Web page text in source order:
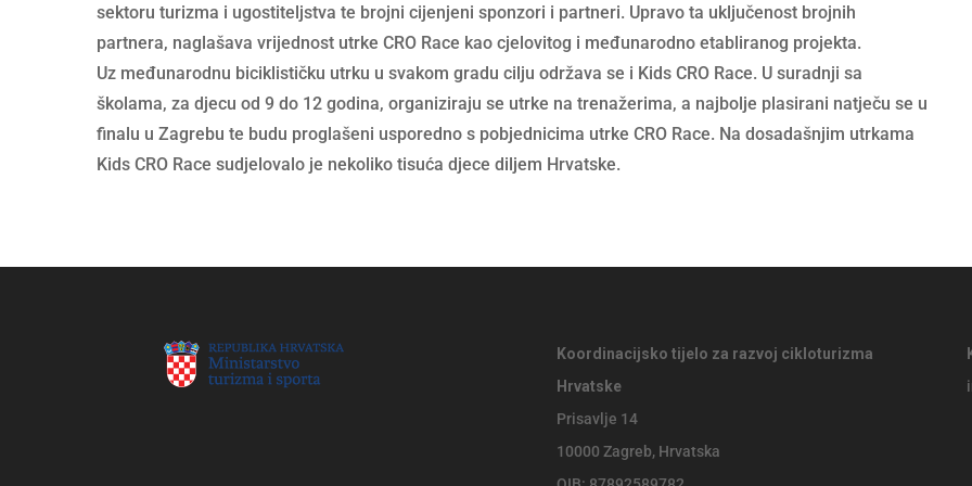
sektoru turizma i ugostiteljstva te brojni cijenjeni sponzori i partneri. Upravo ta uključenost brojnih
partnera, naglašava vrijednost utrke CRO Race kao cjelovitog i međunarodno etabliranog projekta.
Uz međunarodnu biciklističku utrku u svakom gradu cilju održava se i Kids CRO Race. U suradnji sa
školama, za djecu od 9 do 12 godina, organiziraju se utrke na trenažerima, a najbolje plasirani natječu se u
finalu u Zagrebu te budu proglašeni usporedno s pobjednicima utrke CRO Race. Na dosadašnjim utrkama
Kids CRO Race sudjelovalo je nekoliko tisuća djece diljem Hrvatske.
Koordinacijsko tijelo za razvoj cikloturizma
Hrvatske
Prisavlje 14
10000 Zagreb, Hrvatska